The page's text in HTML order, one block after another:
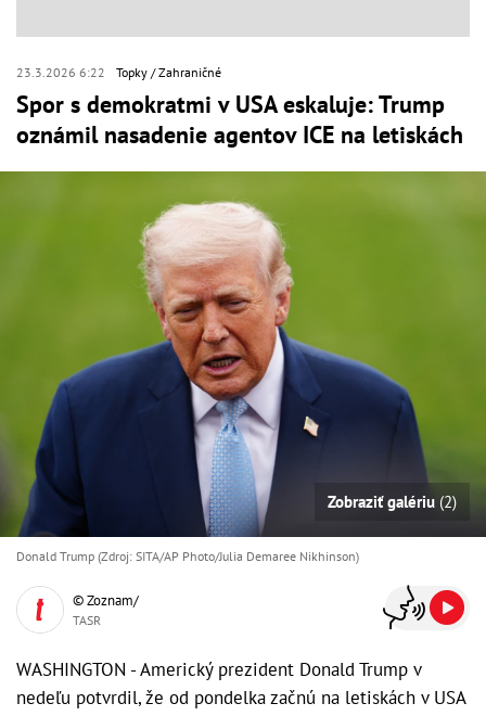
23.3.2026 6:22 Topky Zahraničné
Spor s demokratmi v USA eskaluje: Trump
oznámil nasadenie agentov ICE na letiskách
Zobraziť galériu (2)
Donald Trump (Zdroj: SITA/AP Photo/Julia Demaree Nikhinson)
© Zoznam/
TASR
WASHINGTON - Americký prezident Donald Trump v
nedeľu potvrdil, že od pondelka začnú na letiskách v USA